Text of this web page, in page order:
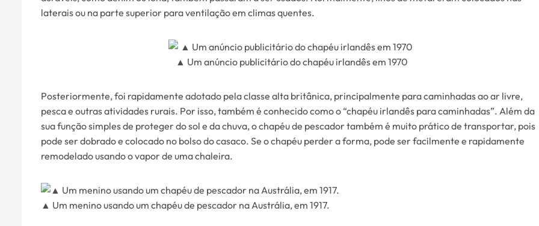
laterais ou na parte superior para ventilação em climas quentes.
▲ Um anúncio publicitário do chapéu irlandês em 1970
Posteriormente, foi rapidamente adotado pela classe alta britânica, principalmente para caminhadas ao ar livre,
pesca e outras atividades rurais. Por isso, também é conhecido como o “chapéu irlandês para caminhadas”. Além da
sua função simples de proteger do sol e da chuva, o chapéu de pescador também é muito prático de transportar, pois
pode ser dobrado e colocado no bolso do casaco. Se o chapéu perder a forma, pode ser facilmente e rapidamente
remodelado usando o vapor de uma chaleira.
▲ Um menino usando um chapéu de pescador na Austrália, em 1917.